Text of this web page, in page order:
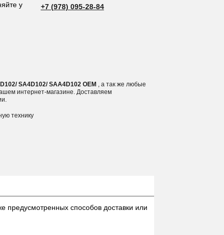
коренные
у
+7 (978) 095-28-84
SA4D102/ SAA4D102 OEM , а так же любые
интернет-магазине. Доставляем
технику
предусмотренных способов доставки или